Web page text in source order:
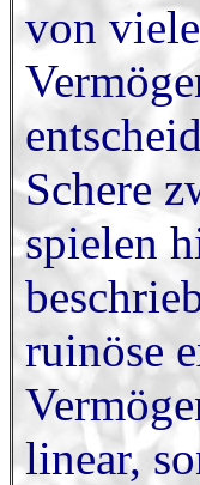
von
Schere
spielen
ruinöse
linear,